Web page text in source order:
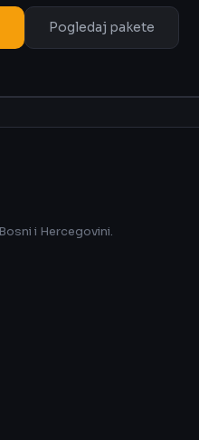
Pogledaj pakete
i Hercegovini.